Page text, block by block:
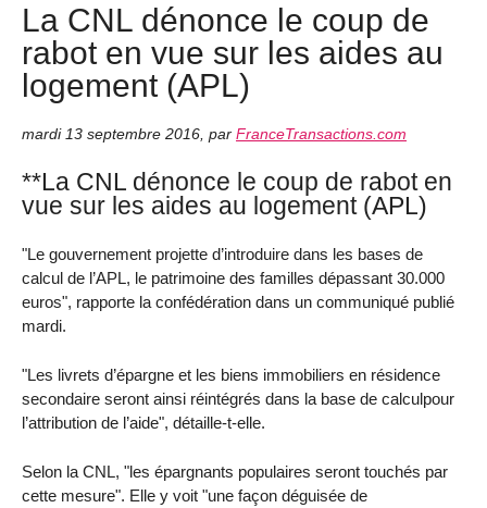
La CNL dénonce le coup de
rabot en vue sur les aides au
logement (APL)
mardi 13 septembre 2016 par FranceTransactions.com
**La CNL dénonce le coup de rabot en
vue sur les aides au logement (APL)
"Le gouvernement projette d’introduire dans les bases de
calcul de l’APL, le patrimoine des familles dépassant 30.000
euros", rapporte la confédération dans un communiqué publié
mardi.
"Les livrets d’épargne et les biens immobiliers en résidence
secondaire seront ainsi réintégrés dans la base de calculpour
l’attribution de l’aide", détaille-t-elle.
Selon la CNL, "les épargnants populaires seront touchés par
cette mesure". Elle y voit "une façon déguisée de